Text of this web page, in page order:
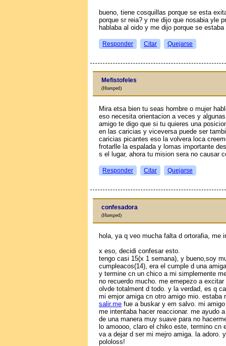
bueno, tiene cosquillas porque se esta
porque sr reia? y me dijo que nosabia yle
hablaba al oido y me dijo porque se
Responder Citar Quejarse
Mefistofeles
(Huesped)
Mira etsa bien tu seas hombre o mujer
eso necesita orientacion a veces y
amigo te digo que si tu quieres una
en las caricias y viceversa puede ser
caricias picantes eso la volvera loca
frotarlle la espalada y lomas importante
s el lugar, ahora tu mision sera no causar
Responder Citar Quejarse
confesadora
(Huesped)
hola, ya q veo mucha falta d ortorafia, me
x eso, decidi confesar esto.
tengo casi 15(x 1 semana), y bueno,soy
cumpleaсos(14), era el cumple d una
y termine cn un chico a mi simplemente
no recuerdo mucho. me emepezo a
olvde totalment d todo. y la verdad, es q
mi emjor amiga cn otro amigo mio. estaba
salir.me fue a buskar y em salvo. mi
me intentaba hacer reaccionar. me ayudo
de una manera muy suave para no
lo amoooo, claro el chiko este, termino cn
va a dejar d ser mi mejro amiga. la adoro.
pololoss!